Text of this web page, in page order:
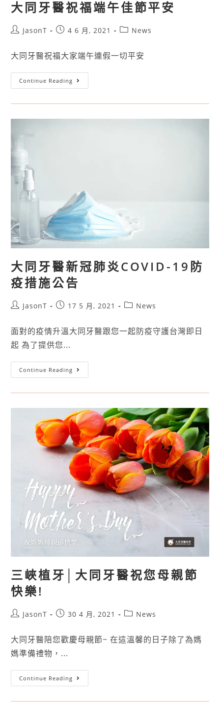
大同牙醫祝福端午佳節平安
JasonT 4 6 月, 2021 News
大同牙醫祝福大家端午連假一切平安
Continue Reading
大同牙醫新冠肺炎COVID-19防
疫措施公告
JasonT 17 5 月, 2021 News
面對的疫情升溫大同牙醫跟您一起防疫守護台灣即日
起 為了提供您...
Continue Reading
三峽植牙│大同牙醫祝您母親節
快樂!
JasonT 30 4 月, 2021 News
大同牙醫陪您歡慶母親節~ 在這溫馨的日子除了為媽
媽準備禮物，...
Continue Reading